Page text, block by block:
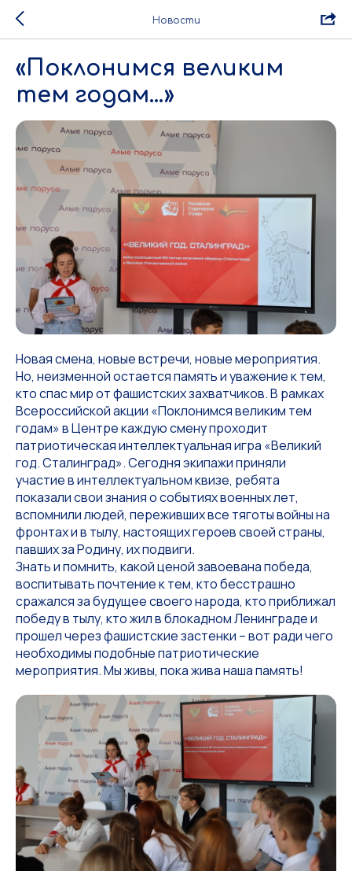
Новости
«Поклонимся великим
тем годам…»
Новая смена, новые встречи, новые мероприятия.
Но, неизменной остается память и уважение к тем,
кто спас мир от фашистских захватчиков. В рамках
Всероссийской акции «Поклонимся великим тем
годам» в Центре каждую смену проходит
патриотическая интеллектуальная игра «Великий
год. Сталинград». Сегодня экипажи приняли
участие в интеллектуальном квизе, ребята
показали свои знания о событиях военных лет,
вспомнили людей, переживших все тяготы войны на
фронтах и в тылу, настоящих героев своей страны,
павших за Родину, их подвиги.
Знать и помнить, какой ценой завоевана победа,
воспитывать почтение к тем, кто бесстрашно
сражался за будущее своего народа, кто приближал
победу в тылу, кто жил в блокадном Ленинграде и
прошел через фашистские застенки – вот ради чего
необходимы подобные патриотические
мероприятия. Мы живы, пока жива наша память!